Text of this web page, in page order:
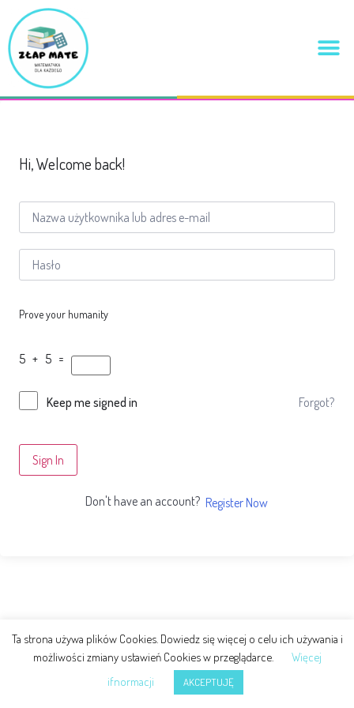
Hi, Welcome back!
Prove your humanity
5 + 5 =
Keep me signed in Forgot?
Sign In
Don't have an account? Register Now
Ta strona używa plików Cookies. Dowiedz się więcej o celu ich używania i
możliwości zmiany ustawień Cookies w przeglądarce.
Więcej
ifnormacji
AKCEPTUJĘ